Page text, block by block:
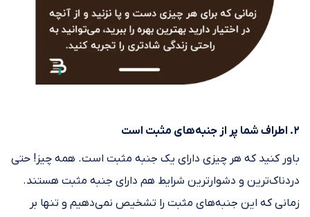
۲. اطراف شما پر از جنبه‌های مثبت است
باور کنید که هر چیزی دارای یک جنبه‌ مثبت است. همه چیز! حتی
دردناک‌ترین و دشوارترین شرایط هم دارای جنبه‌ مثبت هستند.
زمانی که این جنبه‌های مثبت را تشخیص نمی‌دهیم و تنها بر